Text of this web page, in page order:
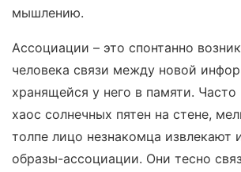
мышлению.
Ассоциации – это спонтанно
человека связи между новой
хранящейся у него в памяти. Часто
хаос солнечных пятен на стене,
толпе лицо незнакомца извлекают
образы-ассоциации. Они тесно